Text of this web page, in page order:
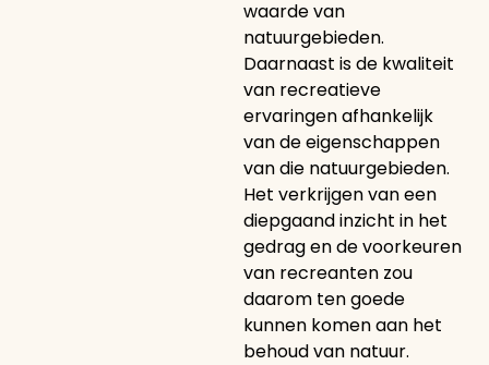
waarde van
natuurgebieden.
Daarnaast is de kwaliteit
van recreatieve
ervaringen afhankelijk
van de eigenschappen
van die natuurgebieden.
Het verkrijgen van een
diepgaand inzicht in het
gedrag en de voorkeuren
van recreanten zou
daarom ten goede
kunnen komen aan het
behoud van natuur.